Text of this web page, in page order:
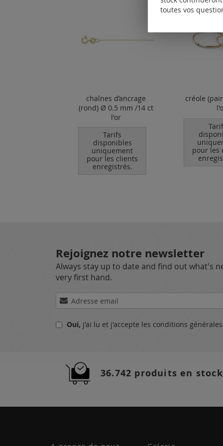
chaînes d’ancrage
(rond) Ø 0.5 mm /14 ct
l'or
Tarifs
disponibles
uniquement
pour les clients
enregistrés.
créole
pour les
Rejoignez notre newsletter
Always stay up to date and find out what's
very first hand.
Inscription
à
lettreOui, j'ai lu et j'accepte les conditions générales
36.742 produits en stock
toutes vos